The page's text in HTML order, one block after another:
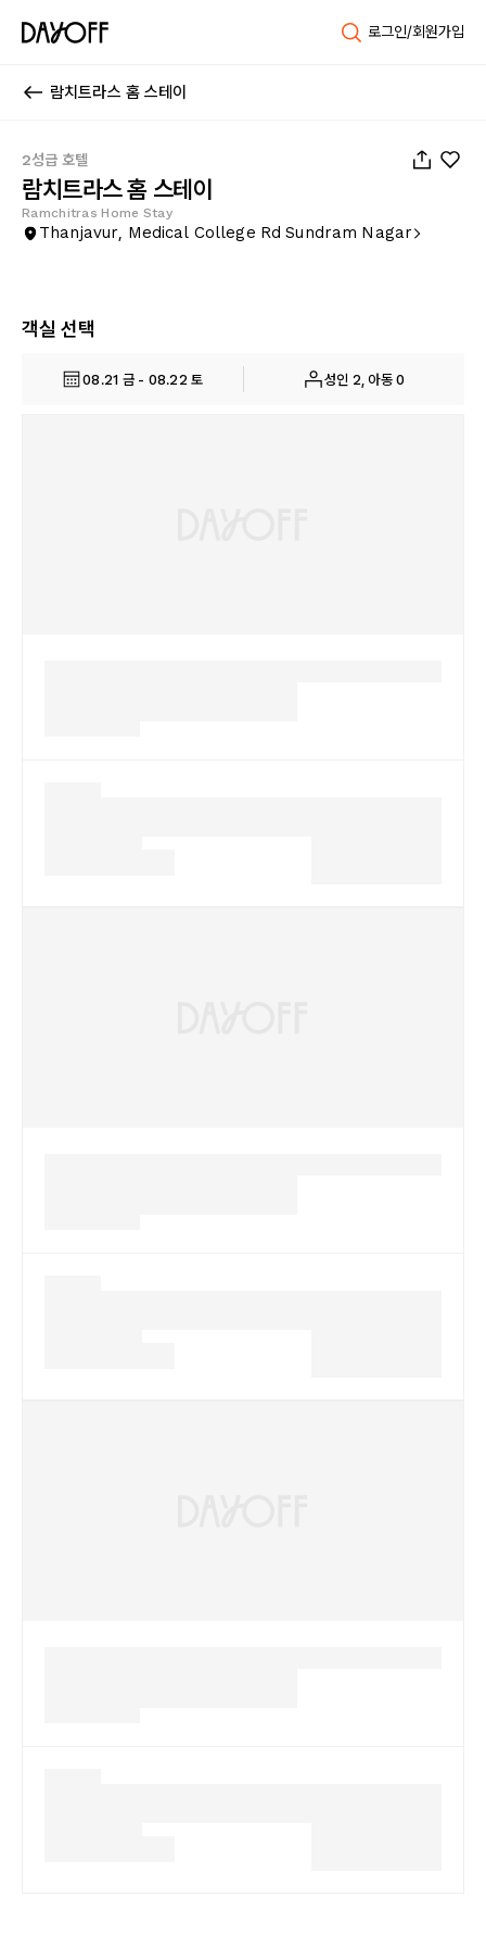
로그인/회원가입
람치트라스 홈 스테이
2성급 호텔
람치트라스 홈 스테이
Ramchitras Home Stay
Thanjavur, Medical College Rd Sundram Nagar
객실 선택
08.21 금 - 08.22 토 성인 2, 아동 0